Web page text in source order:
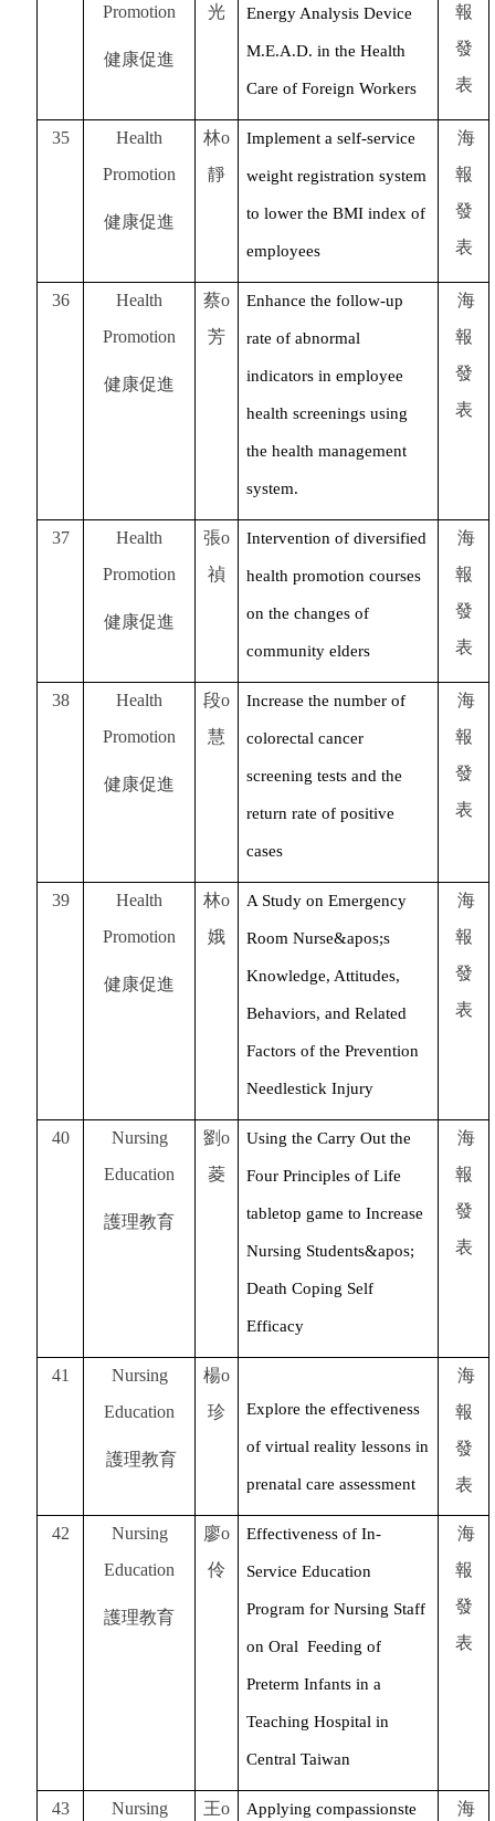
Promotion
健康促進
光 Energy Analysis Device
M.E.A.D. in the Health
Care of Foreign Workers
報
發
表
35
Health
Promotion
健康促進
林o
靜
Implement a self-service
weight registration system
to lower the BMI index of
employees
海
報
發
表
36
Health
Promotion
健康促進
蔡o
芳
Enhance the follow-up
rate of abnormal
indicators in employee
health screenings using
the health management
system.
海
報
發
表
37
Health
Promotion
健康促進
張o
禎
Intervention of diversified
health promotion courses
on the changes of
community elders
海
報
發
表
38
Health
Promotion
健康促進
段o
慧
Increase the number of
colorectal cancer
screening tests and the
return rate of positive
cases
海
報
發
表
39
Health
Promotion
健康促進
林o
娥
A Study on Emergency
Room Nurse&apos;s
Knowledge, Attitudes,
Behaviors, and Related
Factors of the Prevention
Needlestick Injury
海
報
發
表
40
Nursing
Education
護理教育
劉o
菱
Using the Carry Out the
Four Principles of Life
tabletop game to Increase
Nursing Students&apos;
Death Coping Self
Efficacy
海
報
發
表
41
Nursing
Education
護理教育
楊o
珍
Explore the effectiveness
of virtual reality lessons in
prenatal care assessment
海
報
發
表
42
Nursing
Education
護理教育
廖o
伶
Effectiveness of In-
Service Education
Program for Nursing Staff
on Oral Feeding of
Preterm Infants in a
Teaching Hospital in
Central Taiwan
海
報
發
表
43
Nursing
王o
Applying compassionste
海